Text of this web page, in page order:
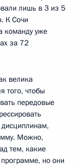
лишь в 3 из 5
К Сочи
команду уже
за 72
велика
того, чтобы
передовые
дисциплинам,
Можно,
тем, какие
но они